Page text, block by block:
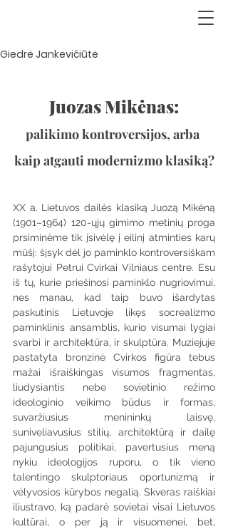
Giedrė Jankevičiūtė
Juozas Mikėnas:
palikimo kontroversijos, arba
kaip atgauti modernizmo klasiką?
XX a. Lietuvos dailės klasiką Juozą Mikėną
(1901–1964) 120-ųjų gimimo metinių proga
prsiminėme tik įsivėlę į eilinį atminties karų
mūšį: šįsyk dėl jo paminklo kontroversiškam
rašytojui Petrui Cvirkai Vilniaus centre. Esu
iš tų, kurie priešinosi paminklo nugriovimui,
nes manau, kad taip buvo išardytas
paskutinis Lietuvoje likęs socrealizmo
paminklinis ansamblis, kurio visumai lygiai
svarbi ir architektūra, ir skulptūra. Muziejuje
pastatyta bronzinė Cvirkos figūra tebus
mažai išraiškingas visumos fragmentas,
liudysiantis nebe sovietinio režimo
ideologinio veikimo būdus ir formas,
suvaržiusius menininkų laisvę,
suniveliavusius stilių, architektūrą ir dailę
pajungusius politikai, pavertusius meną
nykiu ideologijos ruporu, o tik vieno
talentingo skulptoriaus oportunizmą ir
vėlyvosios kūrybos negalią. Skveras raiškiai
iliustravo, ką padarė sovietai visai Lietuvos
kultūrai, o per ją ir visuomenei, bet,